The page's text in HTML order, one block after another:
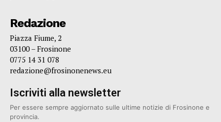
Redazione
Piazza Fiume, 2
03100 – Frosinone
0775 14 31 078
redazione@frosinonenews.eu
Iscriviti alla newsletter
Per essere sempre aggiornato sulle ultime notizie di Frosinone e
provincia.